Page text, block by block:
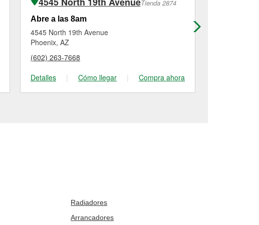
Tienda 2874
Abre a las 8am
4545 North 19th Avenue
Phoenix, AZ
(602) 263-7668
Detalles
| Cómo llegar | Compra ahora
Radiadores
Arrancadores